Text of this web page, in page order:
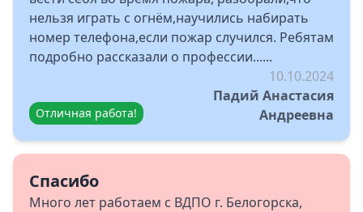
нельзя играть с огнём,научились набирать
номер телефона,если пожар случился. Ребятам
подробно рассказали о профессии......
Отличная работа!
10.10.2024
Падий Анастасия
Андреевна
Спасибо
Много лет работаем с ВДПО г. Белогорска,